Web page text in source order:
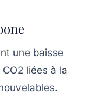
une baisse
CO2 liées à la